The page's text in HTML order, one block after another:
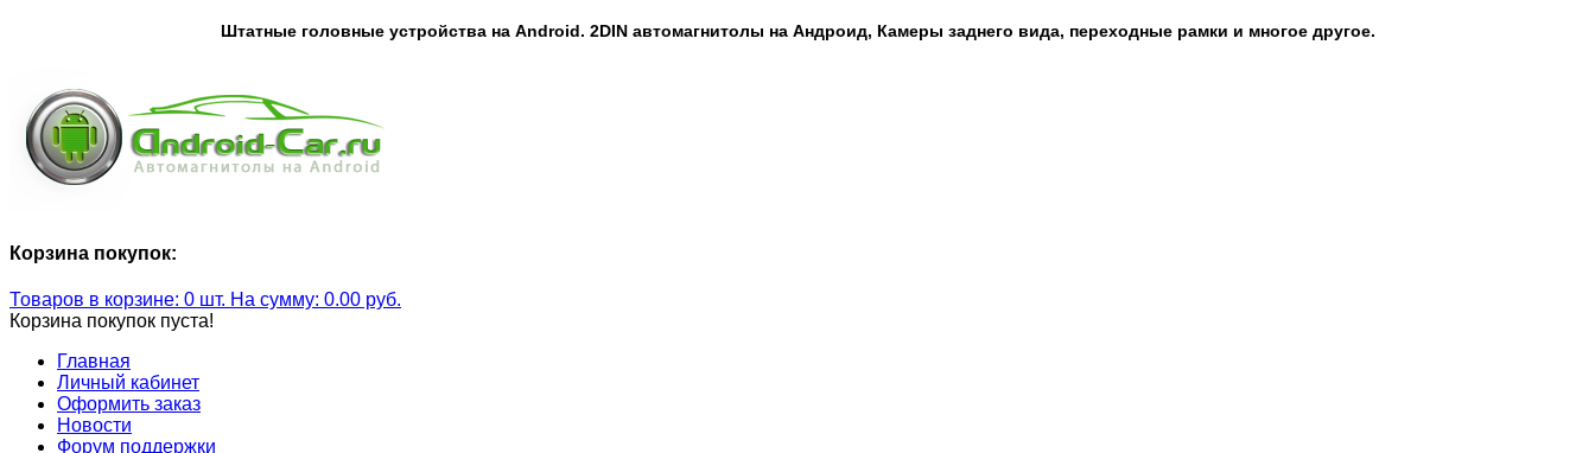
Штатные головные устройства на Android. 2DIN автомагнитолы на Андроид, Камеры заднего вида, переходные рамки и многое другое.
Корзина покупок:
Товаров в корзине: 0 шт. На сумму: 0.00 руб.
Корзина покупок пуста!
Главная
Личный кабинет
Оформить заказ
Новости
Форум поддержки